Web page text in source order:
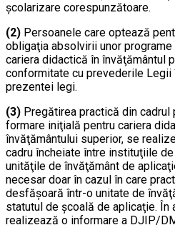
şcolarizare corespunzătoare.
(2) Persoanele care optează
obligaţia absolvirii unor
cariera didactică în învăţământul
conformitate cu prevederile
prezentei legi.
(3) Pregătirea practică din
formare iniţială pentru cariera
învăţământului superior, se
cadru încheiate între instituţiile
unităţile de învăţământ de
necesar doar în cazul în care
desfăşoară într-o unitate de
statutul de şcoală de aplicaţie.
realizează o informare a DJIP/